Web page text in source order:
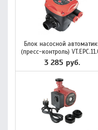
Блок насосной
(пресс-контроль)
3 285 руб.